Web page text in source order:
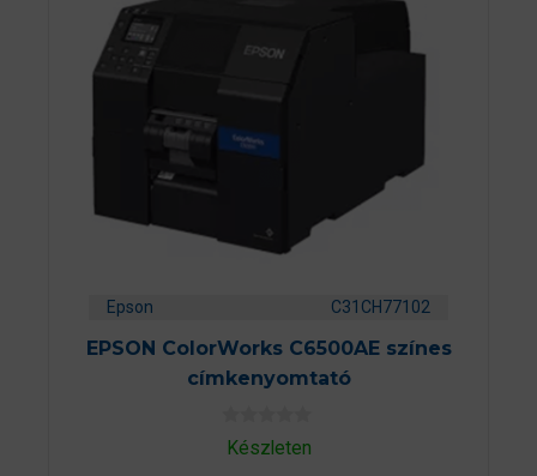
Epson C31CH77102
EPSON ColorWorks C6500AE színes
címkenyomtató
0
aKészleten